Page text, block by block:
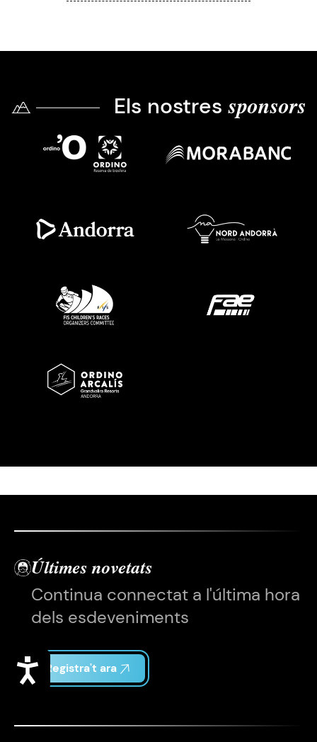
Accessibilitat
Els nostres sponsors
Últimes novetats
Continua connectat a l'última hora
dels esdeveniments
Registra't ara